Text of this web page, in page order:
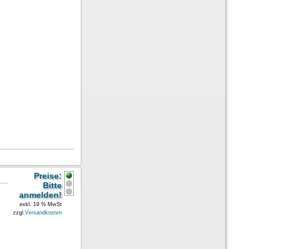
Preise:
Bitte
anmelden!
exkl. 19 % MwSt
zzgl.Versandkosten